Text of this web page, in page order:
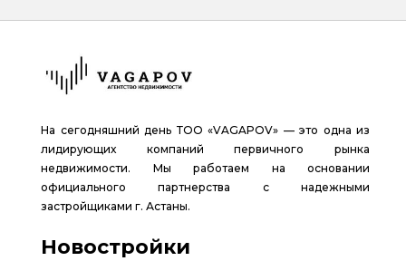
На сегодняшний день ТОО «VAGAPOV» — это одна из
лидирующих компаний первичного рынка
недвижимости. Мы работаем на основании
официального партнерства с надежными
застройщиками г. Астаны.
Новостройки